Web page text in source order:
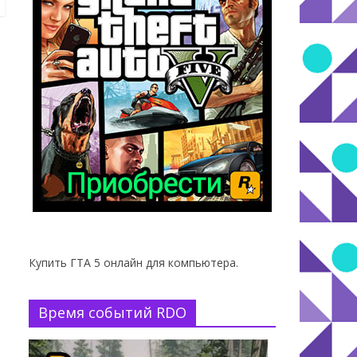
Купить ГТА 5 онлайн для компьютера.
Время событий RDO